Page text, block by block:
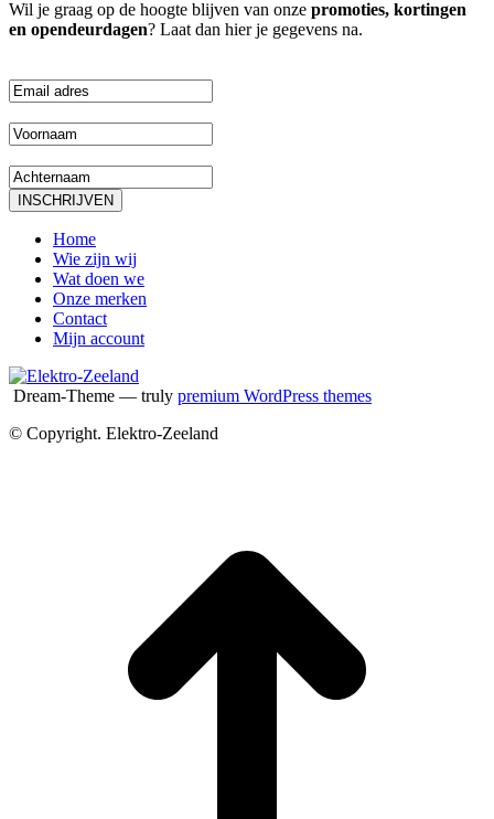
product
page
Wil je graag op de hoogte blijven van onze promoties, kortingen
en opendeurdagen? Laat dan hier je gegevens na.
Home
Wie zijn wij
Wat doen we
Onze merken
Contact
Mijn account
Dream-Theme — truly premium WordPress themes
© Copyright. Elektro-Zeeland